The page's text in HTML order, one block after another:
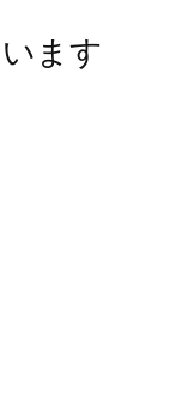
ます